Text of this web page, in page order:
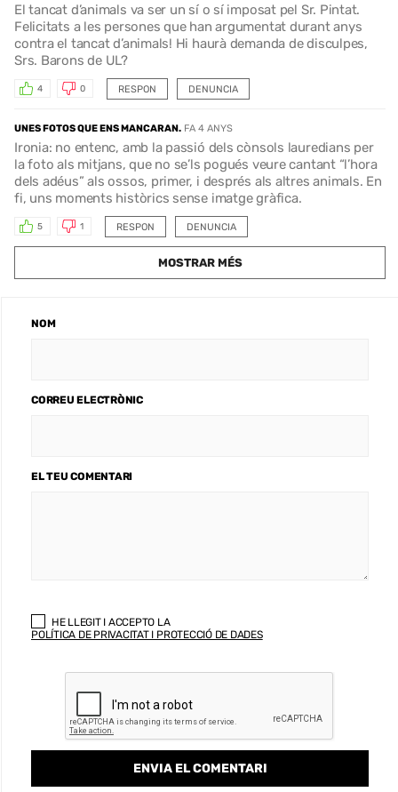
El tancat d’animals va ser un sí o sí imposat pel Sr. Pintat.
Felicitats a les persones que han argumentat durant anys
contra el tancat d’animals! Hi haurà demanda de disculpes,
Srs. Barons de UL?
RESPON
4 0 DENUNCIA
UNES FOTOS QUE ENS MANCARAN. FA 4 ANYS
Ironia: no entenc, amb la passió dels cònsols lauredians per
la foto als mitjans, que no se’ls pogués veure cantant “l’hora
dels adéus” als ossos, primer, i després als altres animals. En
fi, uns moments històrics sense imatge gràfica.
RESPON
5 1 DENUNCIA
MOSTRAR MÉS
NOM
CORREU ELECTRÒNIC
EL TEU COMENTARI
HE LLEGIT I ACCEPTO LA
POLÍTICA DE PRIVACITAT I PROTECCIÓ DE DADES